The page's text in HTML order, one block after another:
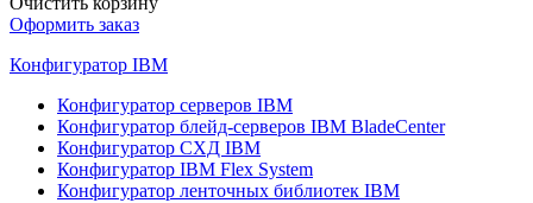
Оформить заказ
Конфигуратор IBM
Конфигуратор серверов IBM
Конфигуратор блейд-серверов IBM BladeCenter
Конфигуратор СХД IBM
Конфигуратор IBM Flex System
Конфигуратор ленточных библиотек IBM